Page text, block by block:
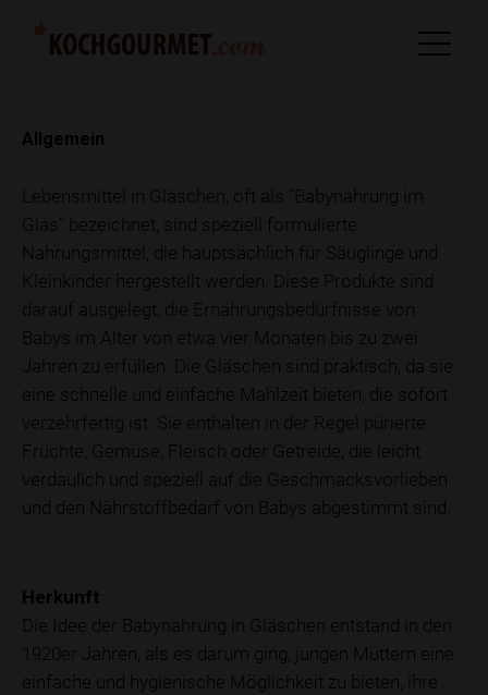
Allgemein
Lebensmittel in Gläschen, oft als "Babynahrung im
Glas" bezeichnet, sind speziell formulierte
Nahrungsmittel, die hauptsächlich für Säuglinge und
Kleinkinder hergestellt werden. Diese Produkte sind
darauf ausgelegt, die Ernährungsbedürfnisse von
Babys im Alter von etwa vier Monaten bis zu zwei
Jahren zu erfüllen. Die Gläschen sind praktisch, da sie
eine schnelle und einfache Mahlzeit bieten, die sofort
verzehrfertig ist. Sie enthalten in der Regel pürierte
Früchte, Gemüse, Fleisch oder Getreide, die leicht
verdaulich und speziell auf die Geschmacksvorlieben
und den Nährstoffbedarf von Babys abgestimmt sind.
Herkunft
Die Idee der Babynahrung in Gläschen entstand in den
1920er Jahren, als es darum ging, jungen Müttern eine
einfache und hygienische Möglichkeit zu bieten, ihre